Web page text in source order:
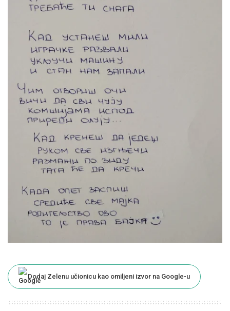
Dodaj Zelenu učionicu kao omiljeni izvor na Google-u